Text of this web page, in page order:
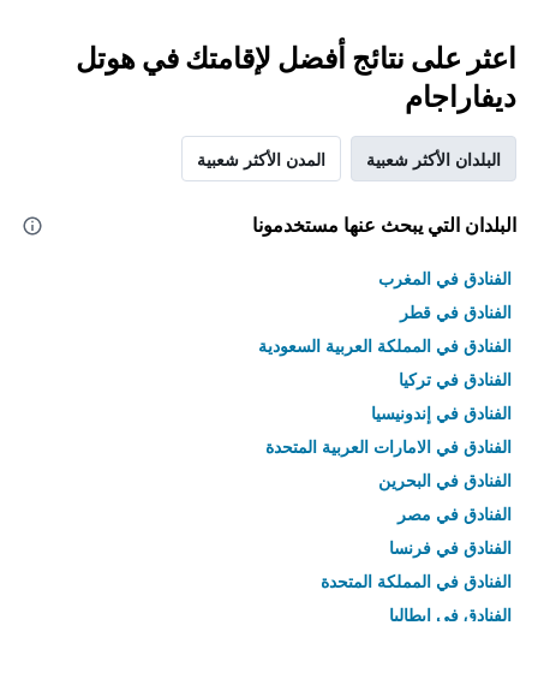
اعثر على نتائج أفضل لإقامتك في هوتل
ديفاراجام
البلدان الأكثر شعبية المدن الأكثر شعبية
البلدان التي يبحث عنها مستخدمونا
الفنادق في المغرب
الفنادق في قطر
الفنادق في المملكة العربية السعودية
الفنادق في تركيا
الفنادق في إندونيسيا
الفنادق في الامارات العربية المتحدة
الفنادق في البحرين
الفنادق في مصر
الفنادق في فرنسا
الفنادق في المملكة المتحدة
الفنادق في إيطاليا